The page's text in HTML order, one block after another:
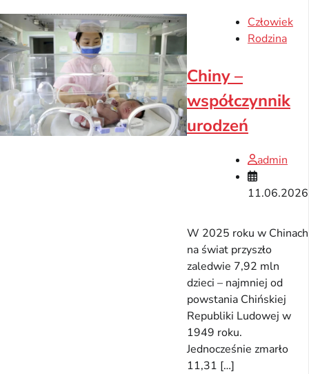
Człowiek
Rodzina
Chiny –
współczynnik
urodzeń
admin
11.06.2026
W 2025 roku w Chinach
na świat przyszło
zaledwie 7,92 mln
dzieci – najmniej od
powstania Chińskiej
Republiki Ludowej w
1949 roku.
Jednocześnie zmarło
11,31 […]